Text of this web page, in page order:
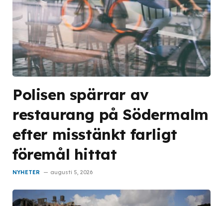
Polisen spärrar av
restaurang på Södermalm
efter misstänkt farligt
föremål hittat
NYHETER augusti 5, 2026